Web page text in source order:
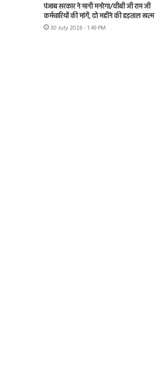
पंजाब सरकार ने मानी मनरेगा/वीबी जी राम जी
कर्मचारियों की मांगें, दो महीने की हड़ताल खत्म
30 July 2026 - 1:49 PM